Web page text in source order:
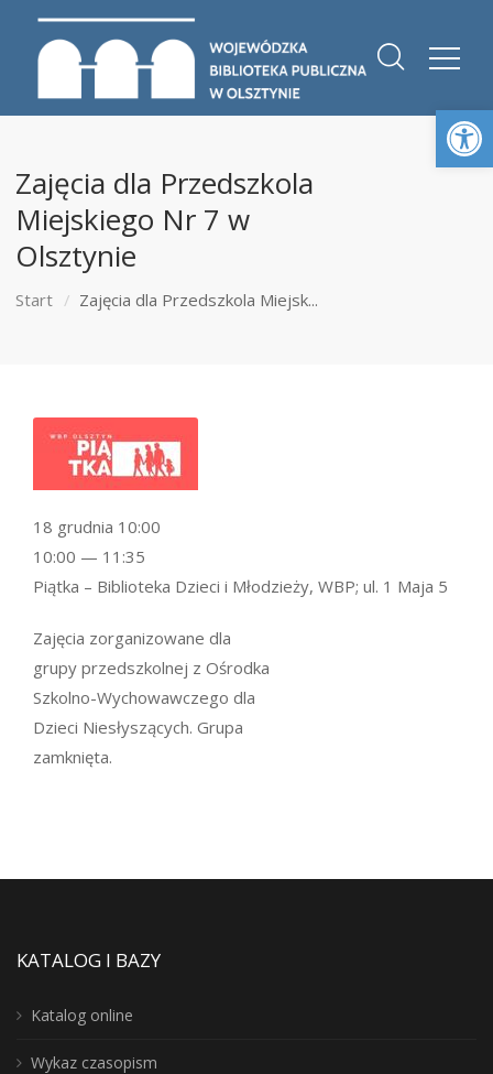
Zajęcia dla Przedszkola
Miejskiego Nr 7 w
Olsztynie
Start Zajęcia dla Przedszkola Miejsk...
Zajęcia zorganizowane dla
grupy przedszkolnej z Ośrodka
Szkolno-Wychowawczego dla
Dzieci Niesłyszących. Grupa
zamknięta.
18 grudnia 10:00
10:00 — 11:35
Piątka – Biblioteka Dzieci i Młodzieży, WBP; ul. 1 Maja 5
KATALOG I BAZY
Katalog online
Wykaz czasopism